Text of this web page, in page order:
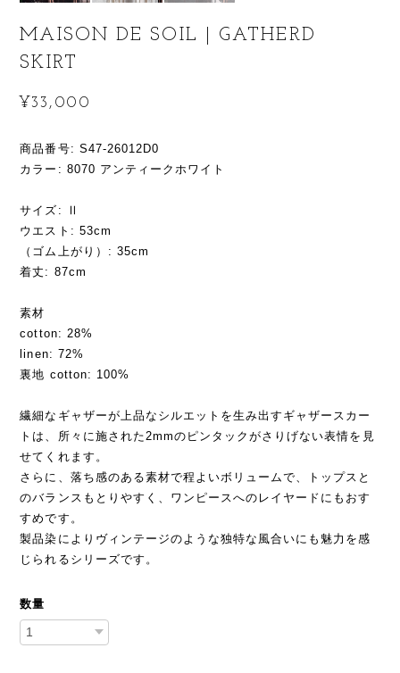
MAISON DE SOIL | GATHERD
SKIRT
¥33,000
商品番号: S47-26012D0
カラー: 8070 アンティークホワイト
サイズ: Ⅱ
ウエスト: 53cm
（ゴム上がり）: 35cm
着丈: 87cm
素材
cotton: 28%
linen: 72%
裏地 cotton: 100%
繊細なギャザーが上品なシルエットを生み出すギャザースカー
トは、所々に施された2mmのピンタックがさりげない表情を見
せてくれます。
さらに、落ち感のある素材で程よいボリュームで、トップスと
のバランスもとりやすく、ワンピースへのレイヤードにもおす
すめです。
製品染によりヴィンテージのような独特な風合いにも魅力を感
じられるシリーズです。
数量